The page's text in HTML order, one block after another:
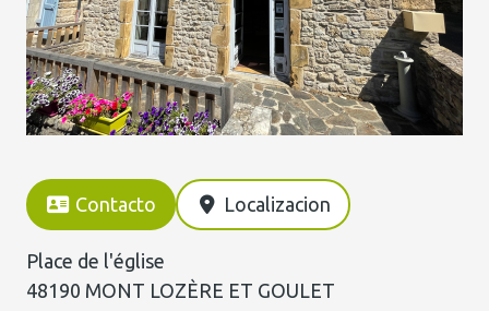
Contacto Localizacion
Place de l'église
48190 MONT LOZÈRE ET GOULET